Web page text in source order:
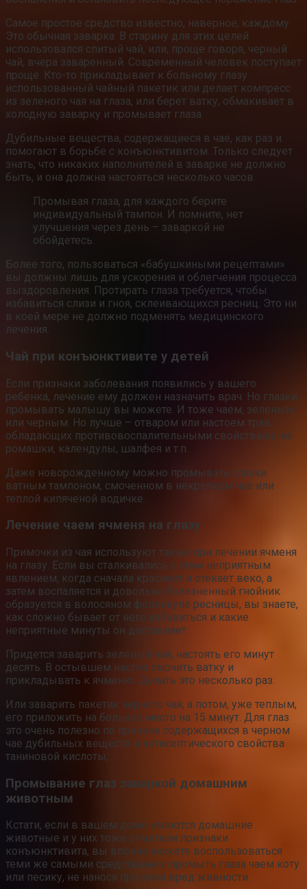
Самое простое средство известно, наверное, каждому.
Это обычная заварка. В старину для этих целей
использовался спитый чай, или, проще говоря, черный
чай, вчера заваренный. Современный человек поступает
проще. Кто-то прикладывает к больному глазу
использованный чайный пакетик или делает компресс
из зеленого чая на глаза, или берет ватку, обмакивает в
холодную заварку и промывает глаза.
Дубильные вещества, содержащиеся в чае, как раз и
помогают в борьбе с конъюнктивитом. Только следует
знать, что никаких наполнителей в заварке не должно
быть, и она должна настояться несколько часов.
Промывая глаза, для каждого берите
индивидуальный тампон. И помните, нет
улучшения через день – заваркой не
обойдетесь.
Более того, пользоваться «бабушкиными рецептами»
вы должны лишь для ускорения и облегчения процесса
выздоровления. Протирать глаза требуется, чтобы
избавиться слизи и гноя, склеивающихся ресниц. Это ни
в коей мере не должно подменять медицинского
лечения.
Чай при конъюнктивите у детей
Если признаки заболевания появились у вашего
ребенка, лечение ему должен назначить врач. Но глазки
промывать малышу вы можете. И тоже чаем, зеленым
или черным. Но лучше – отваром или настоем трав,
обладающих противовоспалительными свойствами: из
ромашки, календулы, шалфея и т.п.
Даже новорожденному можно промывать глазки
ватным тампоном, смоченном в некрепком чае или
теплой кипяченой водичке.
Лечение чаем ячменя на глазу
Примочки из чая используют также при лечении ячменя
на глазу. Если вы сталкивались с этим неприятным
явлением, когда сначала краснеет и отекает веко, а
затем воспаляется и довольно болезненный гнойник
образуется в волосяном фолликуле ресницы, вы знаете,
как сложно бывает от него избавиться и какие
неприятные минуты он доставляет.
Придется заварить зеленый чай, настоять его минут
десять. В остывшем настое смочить ватку и
прикладывать к ячменю. Делать это несколько раз.
Или заварить пакетик черного чая, а потом, уже теплым,
его приложить на больное место на 15 минут. Для глаз
это очень полезно по причине содержащихся в черном
чае дубильных веществ и антисептического свойства
таниновой кислоты, .
Промывание глаз заваркой домашним
животным
Кстати, если в вашем доме имеются домашние
животные и у них тоже отметили признаки
конъюнктивита, вы вполне можете воспользоваться
теми же самыми средствами и промыть глаза чаем коту
или песику, не нанося при этом вред живности.